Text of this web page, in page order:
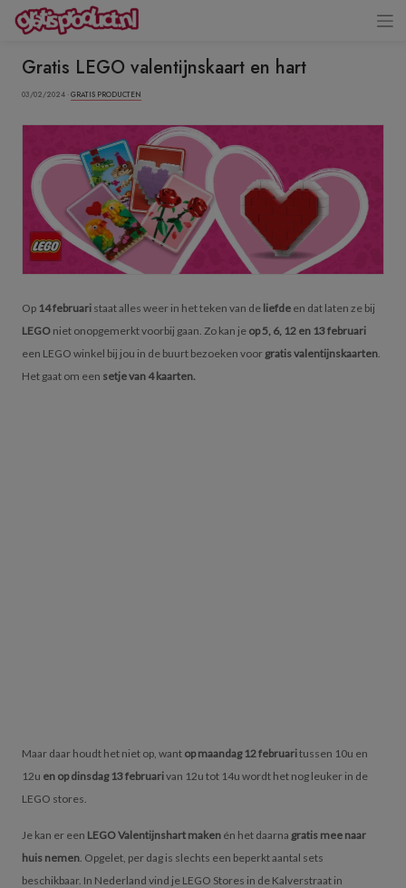
Gratis LEGO valentijnskaart en hart
03/02/2024 ·GRATIS PRODUCTEN
Op 14 februari staat alles weer in het teken van de liefde en dat laten ze bij
LEGO niet onopgemerkt voorbij gaan. Zo kan je op 5, 6, 12 en 13 februari
een LEGO winkel bij jou in de buurt bezoeken voor gratis valentijnskaarten.
Het gaat om een setje van 4 kaarten.
Maar daar houdt het niet op, want op maandag 12 februaritussen 10u en
12u en op dinsdag 13 februarivan 12u tot 14u wordt het nog leuker in de
LEGO stores.
Je kan er een LEGO Valentijnshart maken én het daarna gratis mee naar
huis nemen. Opgelet, per dag is slechts een beperkt aantal sets
beschikbaar. In Nederland vind je LEGO Stores in de Kalverstraat in